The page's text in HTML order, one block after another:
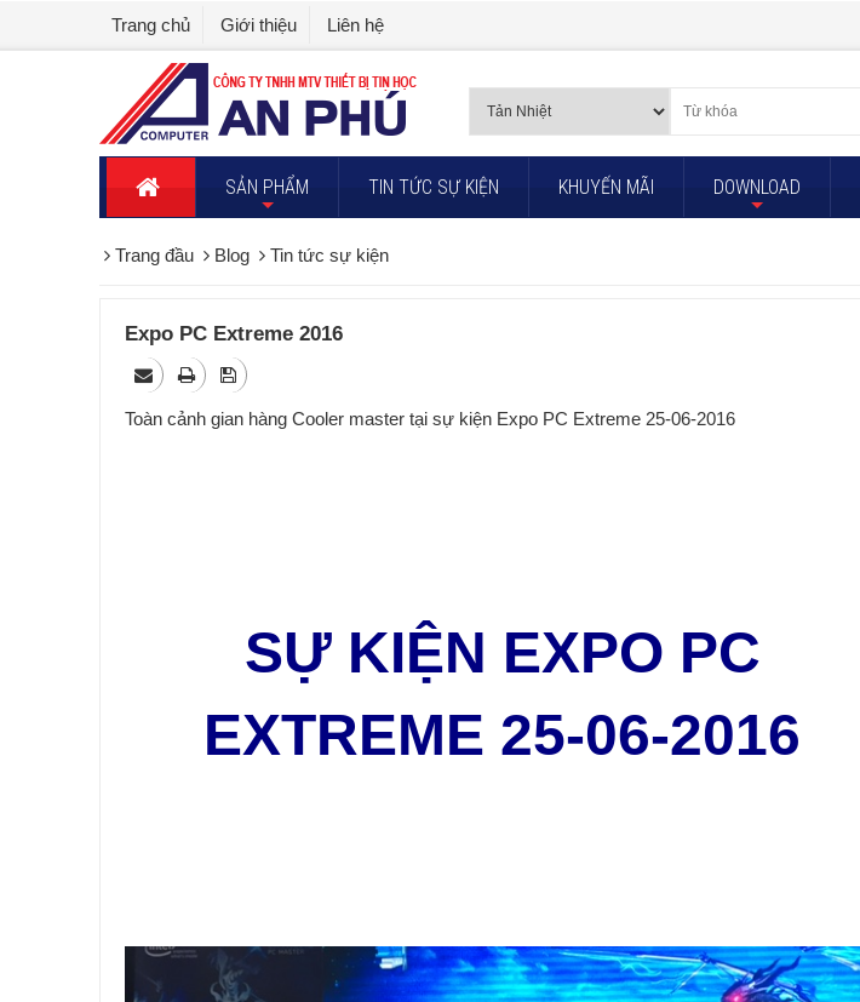
Trang chủ Giới thiệu Liên hệ
SẢN PHẨM TIN TỨC SỰ KIỆN
KHUYẾN MÃI
DOWNLOAD
Trang đầu Blog Tin tức sự kiện
Expo PC Extreme 2016
Toàn cảnh gian hàng Cooler master tại sự kiện Expo PC Extreme 25-06-2016
SỰ KIỆN EXPO PC
EXTREME 25-06-2016